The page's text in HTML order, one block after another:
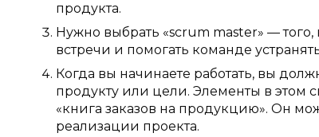
продукта.
Нужно выбрать «scrum master» — того,
встречи и помогать команде
Когда вы начинаете работать, вы
продукту или цели. Элементы в этом
«книга заказов на продукцию». Он
реализации проекта.